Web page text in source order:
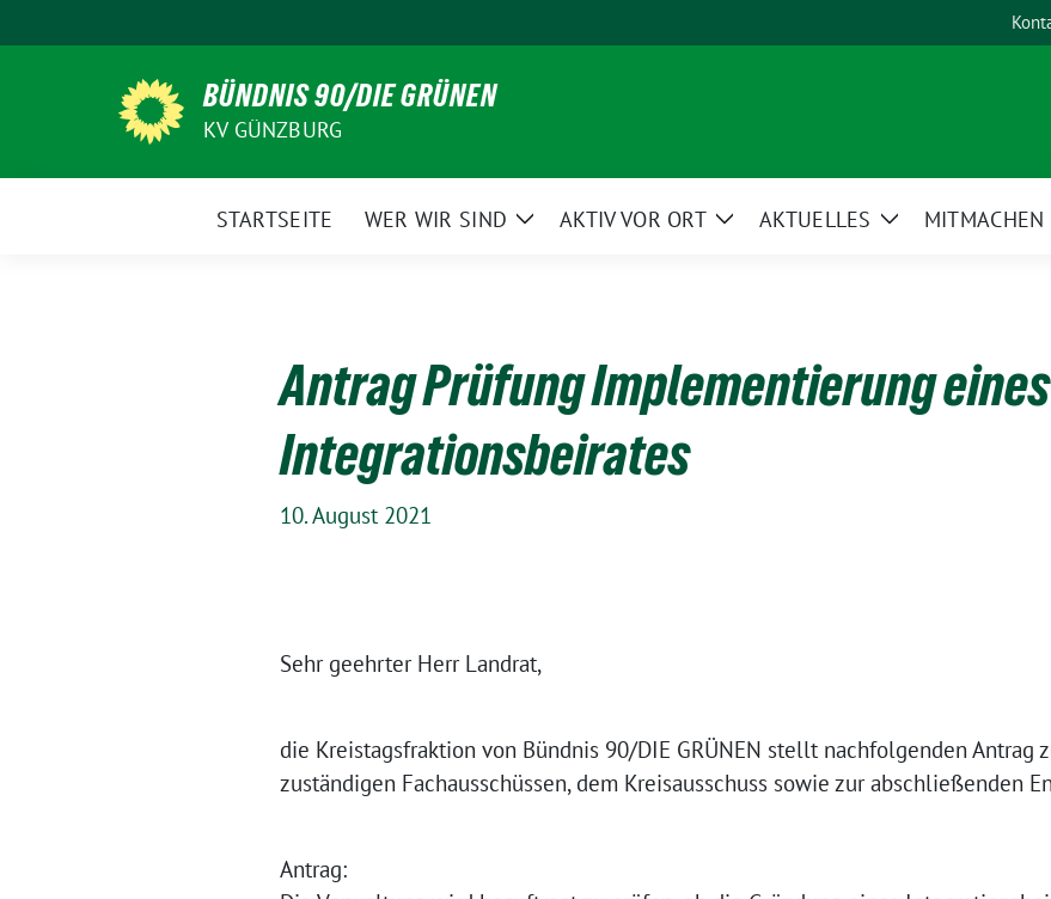
zum
BÜNDNIS 90/DIE GRÜNEN
KV GÜNZBURG
STARTSEITE WER WIR SIND
ZeigeAKTIV VOR ORT
ZeigeAKTUELLES
ZeigeMITMACHEN
Antrag Prüfung Implementierung eines
Integrationsbeirates
10. August 2021
Sehr geehrter Herr Landrat,
die Kreistagsfraktion von Bündnis 90/DIE GRÜNEN stellt nachfolgenden Antrag
zuständigen Fachausschüssen, dem Kreisausschuss sowie zur abschließenden
Antrag: